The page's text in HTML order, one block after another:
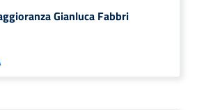
Gianluca Fabbri